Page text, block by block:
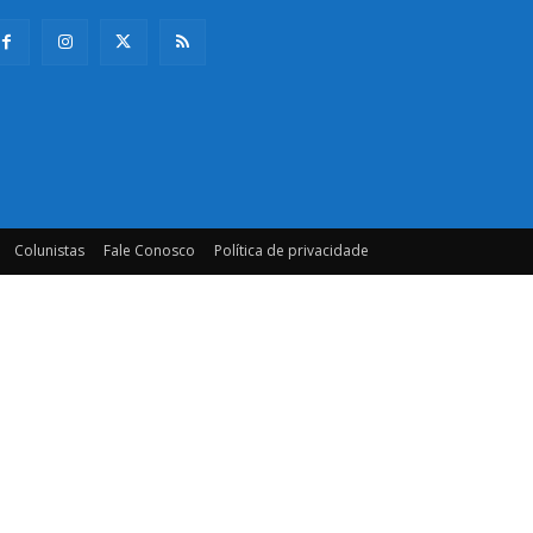
Colunistas Fale Conosco Política de privacidade